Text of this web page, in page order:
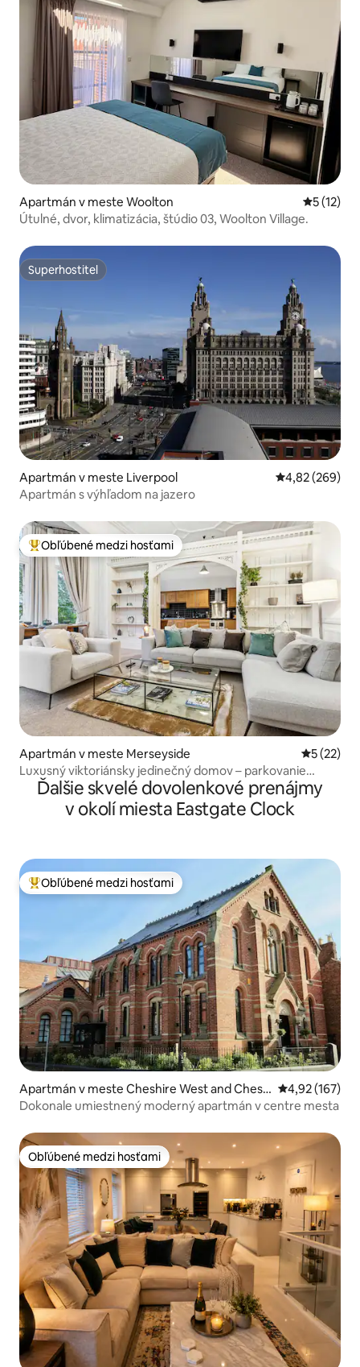
Apartmán v meste Woolton
5 (12)
Útulné, dvor, klimatizácia, štúdio 03, Woolton Village.
Superhostiteľ
Superhostiteľ
Apartmán v meste Liverpool Priemerné
4,82 (269)
Apartmán s výhľadom na jazero
Najobľúbenejšie medzi hosťami
Obľúbené medzi hosťami
Apartmán v meste Merseyside
5 (22)
Luxusný viktoriánsky jedinečný domov – parkovanie
zdarma – 3 postele
Ďalšie skvelé dovolenkové prenájmy
v okolí miesta Eastgate Clock
Najobľúbenejšie medzi hosťami
Obľúbené medzi hosťami
Apartmán v meste Cheshire West and Chest
er
Priemerné
4,92 (167)
Dokonale umiestnený moderný apartmán v centre mesta
Obľúbené medzi hosťami
Obľúbené medzi hosťami